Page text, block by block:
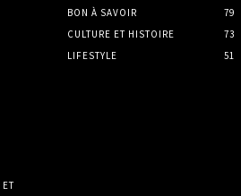
ET
BON À SAVOIR
79
CULTURE ET HISTOIRE
73
LIFESTYLE
51